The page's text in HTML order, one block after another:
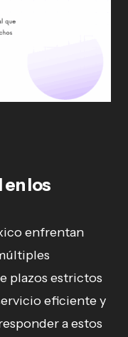
los
enfrentan
plazos estrictos
eficiente y
a estos